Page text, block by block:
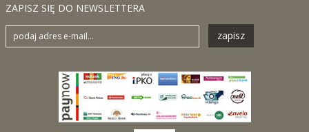
ZAPISZ SIĘ DO NEWSLETTERA
zapisz